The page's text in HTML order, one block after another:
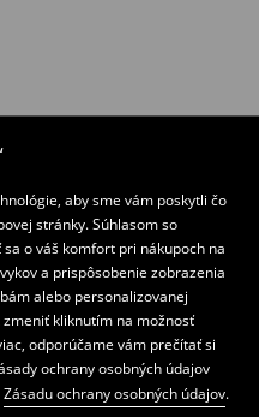
aby sme vám poskytli čo
stránky. Súhlasom so
o váš komfort pri nákupoch na
a prispôsobenie zobrazenia
alebo personalizovanej
kliknutím na možnosť
odporúčame vám prečítať si
ochrany osobných údajov
Zásadu ochrany osobných údajov.